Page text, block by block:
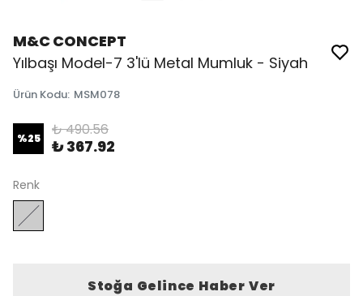
M&C CONCEPT
Yılbaşı Model-7 3'lü Metal Mumluk - Siyah
Ürün Kodu: MSM078
%25 ₺ 490.56
₺ 367.92
Renk
Stoğa Gelince Haber Ver